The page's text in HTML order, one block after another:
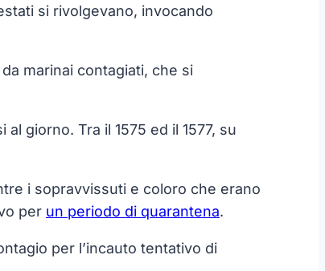
si rivolgevano, invocando
marinai contagiati, che si
giorno. Tra il 1575 ed il 1577, su
i sopravvissuti e coloro che erano
per un periodo di quarantena.
per l’incauto tentativo di